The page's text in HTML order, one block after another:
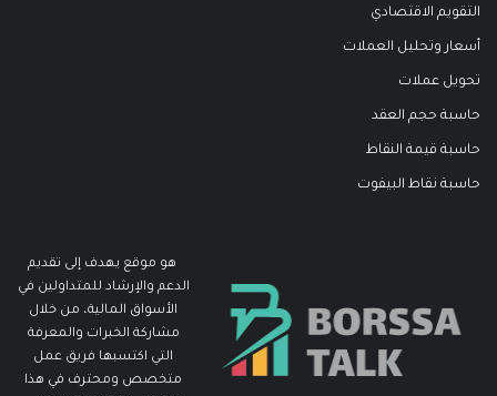
التقويم الاقتصادي
أسعار وتحليل العملات
تحويل عملات
حاسبة حجم العقد
حاسبة قيمة النقاط
حاسبة نقاط البيفوت
هو موقع يهدف إلى تقديم
الدعم والإرشاد للمتداولين في
الأسواق المالية، من خلال
مشاركة الخبرات والمعرفة
التي اكتسبها فريق عمل
متخصص ومحترف في هذا